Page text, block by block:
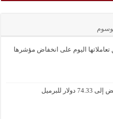
اليوم على انخفاض مؤشرها
للبرميل